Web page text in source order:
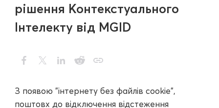
рішення Контекстуального
Інтелекту від MGID
З появою "інтернету без файлів cookie",
поштовх до відключення відстеження